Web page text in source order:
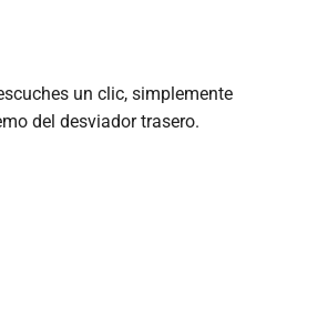
un clic, simplemente
del desviador trasero.